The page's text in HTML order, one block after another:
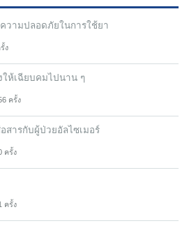
วามปลอดภัยในการใช้ยา
ง
ให้เฉียบคมไปนาน ๆ
ครั้ง
สารกับผู้ป่วยอัลไซเมอร์
ครั้ง
ครั้ง